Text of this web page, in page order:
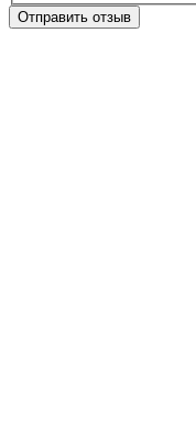
Отправить отзыв